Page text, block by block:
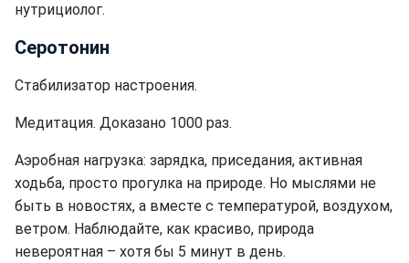
нутрициолог.
Серотонин
Стабилизатор настроения.
Медитация. Доказано 1000 раз.
Аэробная нагрузка: зарядка, приседания, активная
ходьба, просто прогулка на природе. Но мыслями не
быть в новостях, а вместе с температурой, воздухом,
ветром. Наблюдайте, как красиво, природа
невероятная – хотя бы 5 минут в день.